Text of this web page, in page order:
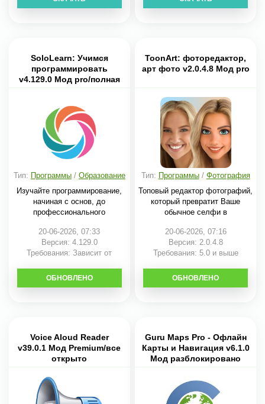
SoloLearn: Учимся
программировать
v4.129.0 Мод pro/полная
Тип: Программы/ Образование
Изучайте программирование,
начиная с основ, до
профессионального
20-06-2026, 07:33
Версия: 4.129.0
Требования: Зависит от
СКАЧАТЬ
ОБНОВЛЕНО
ToonArt: фоторедактор,
арт фото v2.0.4.8 Мод pro
Тип: Программы/ Фотография
Топовый редактор фотографий,
который превратит Ваше
обычное селфи в
20-06-2026, 07:16
Версия: 2.0.4.8
Требования: 5.0 и выше
СКАЧАТЬ
ОБНОВЛЕНО
Voice Aloud Reader
v39.0.1 Мод Premium/все
открыто
Guru Maps Pro - Офлайн
Карты и Навигация v6.1.0
Мод разблокировано